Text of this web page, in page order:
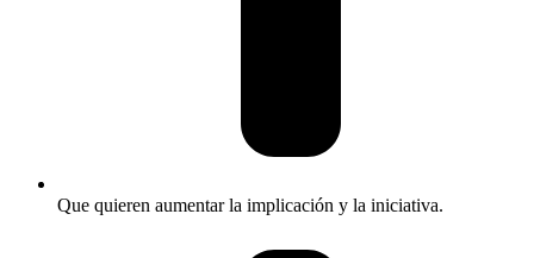
Que quieren aumentar la implicación y la iniciativa.